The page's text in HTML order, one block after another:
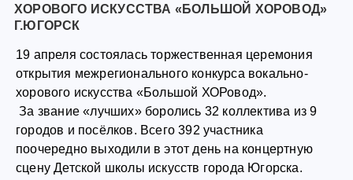
ХОРОВОГО ИСКУССТВА «БОЛЬШОЙ ХОРОВОД»
Г.ЮГОРСК
19 апреля состоялась торжественная церемония
открытия межрегионального конкурса вокально-
хорового искусства «Большой ХОРовод».
За звание «лучших» боролись 32 коллектива из 9
городов и посёлков. Всего 392 участника
поочередно выходили в этот день на концертную
сцену Детской школы искусств города Югорска.